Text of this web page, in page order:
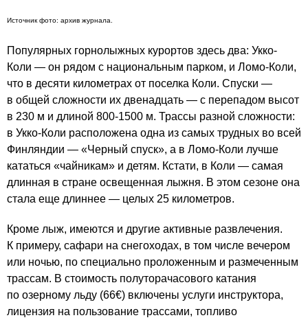
Источник фото: архив журнала.
Популярных горнолыжных курортов здесь два: Укко-
Коли — он рядом с национальным парком, и Ломо-Коли,
что в десяти километрах от поселка Коли. Спуски —
в общей сложности их двенадцать — с перепадом высот
в 230 м и длиной 800-1500 м. Трассы разной сложности:
в Укко-Коли расположена одна из самых трудных во всей
Финляндии — «Черный спуск», а в Ломо-Коли лучше
кататься «чайникам» и детям. Кстати, в Коли — самая
длинная в стране освещенная лыжня. В этом сезоне она
стала еще длиннее — целых 25 километров.
Кроме лыж, имеются и другие активные развлечения.
К примеру, сафари на снегоходах, в том числе вечером
или ночью, по специально проложенным и размеченным
трассам. В стоимость полуторачасового катания
по озерному льду (66€) включены услуги инструктора,
лицензия на пользование трассами, топливо